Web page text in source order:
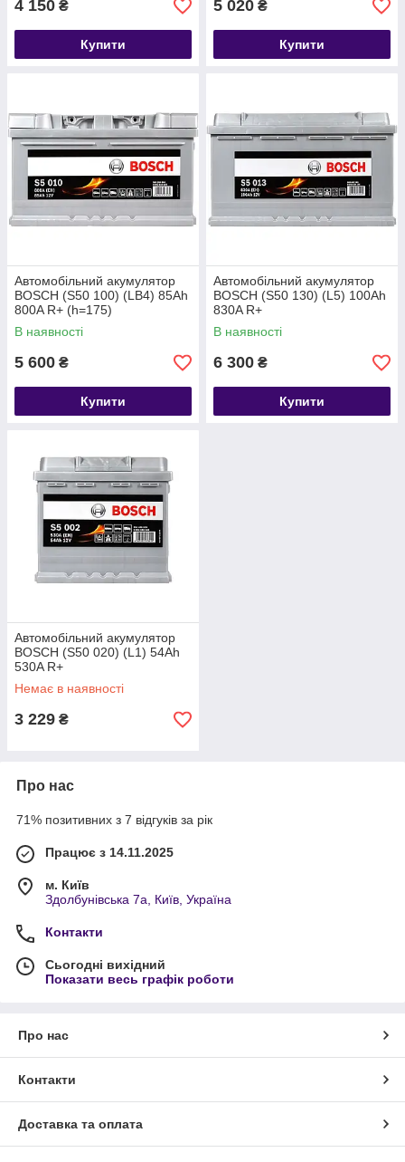
4 150 ₴
Купити
5 020 ₴
Купити
Автомобільний акумулятор
BOSCH (S50 100) (LB4) 85Ah
800A R+ (h=175)
В наявності
5 600 ₴
Купити
Автомобільний акумулятор
BOSCH (S50 130) (L5) 100Ah
830A R+
В наявності
6 300 ₴
Купити
Автомобільний акумулятор
BOSCH (S50 020) (L1) 54Ah
530A R+
Немає в наявності
3 229 ₴
Про нас
71% позитивних з 7 відгуків за рік
Працює з 14.11.2025
м. Київ
Здолбунівська 7а, Київ, Україна
Контакти
Сьогодні вихідний
Показати весь графік роботи
Про нас
Контакти
Доставка та оплата